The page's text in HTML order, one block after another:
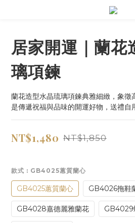
居家開運｜蘭花
璃項鍊
蘭花造型水晶琉璃項鍊典雅細緻，象徵
是傳遞祝福與品味的開運好物，送禮自
NT$1,480 NT$1,850
款式 : GB4025蕙質蘭心
GB4025蕙質蘭心 GB4026拖鞋
GB4028嘉德麗雅蘭花 GB4029